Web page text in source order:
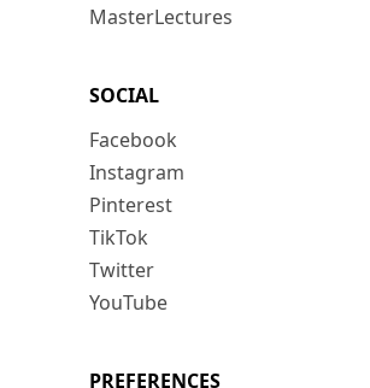
MasterLectures
SOCIAL
Facebook
Instagram
Pinterest
TikTok
Twitter
YouTube
PREFERENCES